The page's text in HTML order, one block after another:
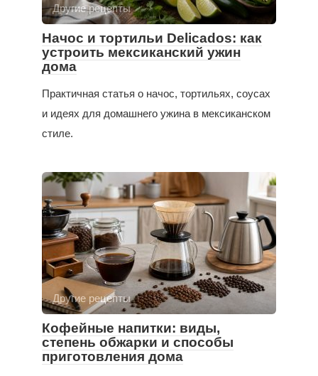
Другие рецепты
Начос и тортильи Delicados: как
устроить мексиканский ужин
дома
Практичная статья о начос, тортильях, соусах
и идеях для домашнего ужина в мексиканском
стиле.
Другие рецепты
Кофейные напитки: виды,
степень обжарки и способы
приготовления дома